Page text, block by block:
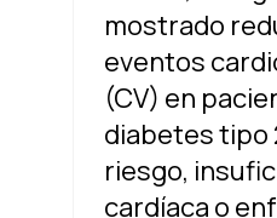
mostrado
eventos
(CV) en
diabetes tipo
riesgo,
cardíaca o